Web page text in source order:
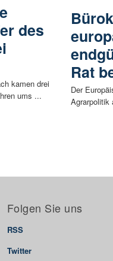
des
kamen drei
ums ...
Rat
Der
Folgen Sie uns
RSS
Twitter